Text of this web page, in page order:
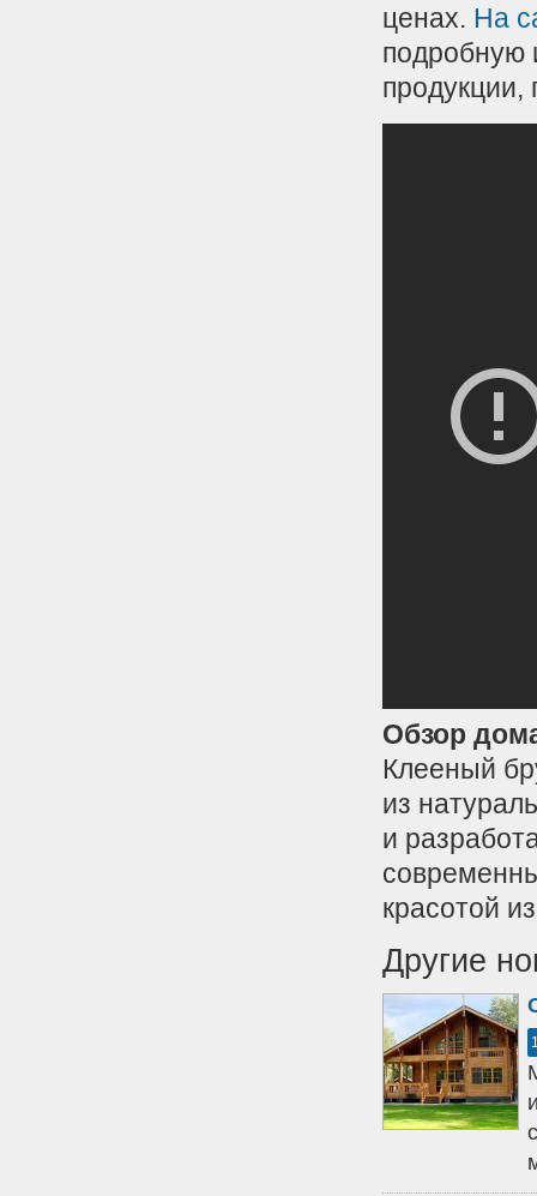
ценах. На
подробную
Обзор
Клееный
из
и
красотой
Другие